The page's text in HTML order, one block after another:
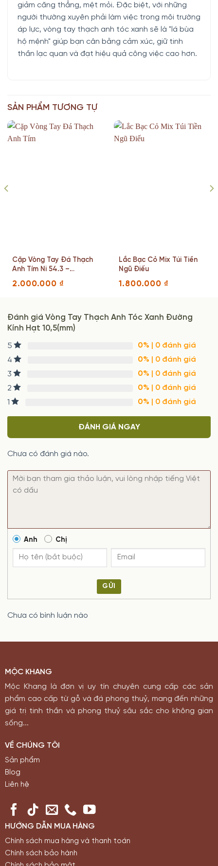
giảm căng thẳng, mệt mỏi. Đặc biệt, với những
người thường xuyên phải làm việc trong môi trường
áp lực, vòng tay thạch anh tóc xanh sẽ là "lá bùa
hộ mệnh" giúp bạn cân bằng cảm xúc, giữ tinh
thần lạc quan và đạt hiệu quả công việc cao hơn.
SẢN PHẨM TƯƠNG TỰ
Cặp Vòng Tay Đá Thạch
Anh Tím Ni 54.3 –
2.000.000 ₫
Lắc Bạc Cỏ Mix Túi Tiền
Ngũ Điếu
1.800.000 ₫
Đánh giá Vòng Tay Thạch Anh Tóc Xanh Đường
Kính Hạt 10,5(mm)
5 0% | 0 đánh giá
4
0% | 0 đánh giá
3
0% | 0 đánh giá
2
0% | 0 đánh giá
1
0% | 0 đánh giá
ĐÁNH GIÁ NGAY
Chưa có đánh giá nào.
Anh Chị
GỬI
Chưa có bình luận nào
MỘC KHANG
Mộc Khang là đơn vị uy tín chuyên cung cấp các sản
phẩm cao cấp từ gỗ và đá phong thuỷ, mang đến những
giá trị tinh thần và phong thuỷ sâu sắc cho không gian
sống...
VỀ CHÚNG TÔI
Sản phẩm
Blog
Liên hệ
HƯỚNG DẪN MUA HÀNG
Chính sách mua hàng và thanh toán
Chính sách bảo hành